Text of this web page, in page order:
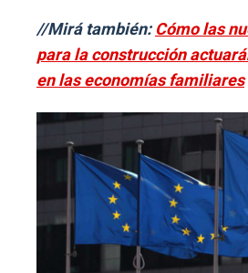
//Mirá también:Cómo las
para la construcción
en las economías familiares